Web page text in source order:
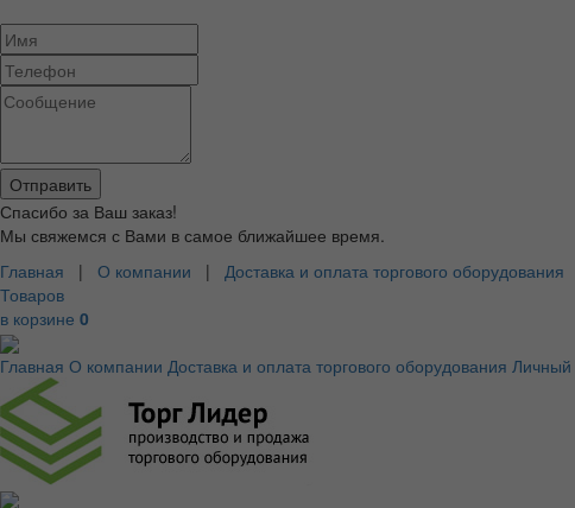
Спасибо за Ваш заказ!
Мы свяжемся с Вами в самое ближайшее время.
Главная | О компании | Доставка и оплата торгового оборудования
Товаров
в корзине 0
Главная О компании Доставка и оплата торгового оборудования Личный